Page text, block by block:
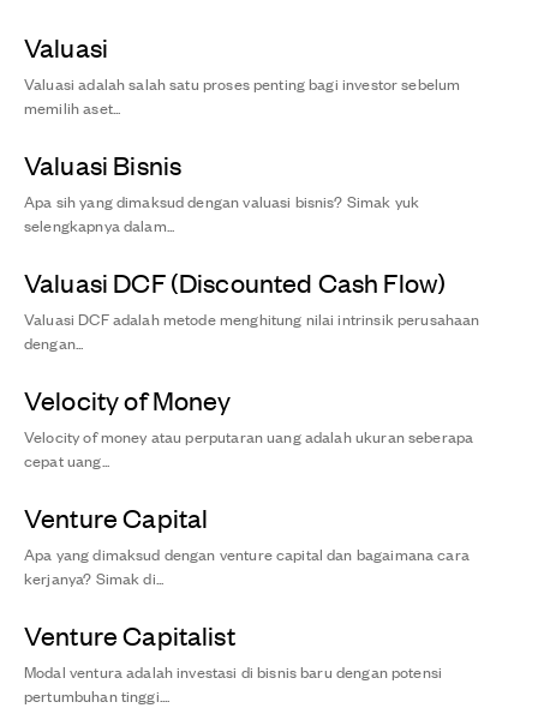
Valuasi
Valuasi adalah salah satu proses penting bagi investor sebelum
memilih aset...
Valuasi Bisnis
Apa sih yang dimaksud dengan valuasi bisnis? Simak yuk
selengkapnya dalam...
Valuasi DCF (Discounted Cash Flow)
Valuasi DCF adalah metode menghitung nilai intrinsik perusahaan
dengan...
Velocity of Money
Velocity of money atau perputaran uang adalah ukuran seberapa
cepat uang...
Venture Capital
Apa yang dimaksud dengan venture capital dan bagaimana cara
kerjanya? Simak di...
Venture Capitalist
Modal ventura adalah investasi di bisnis baru dengan potensi
pertumbuhan tinggi....